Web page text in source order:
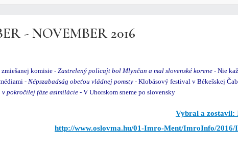
- NOVEMBER 2016
komisie -Zastrelený policajt bol Mlynčan a mal slovenské korene - Nie
- Népszabadság obeťou vládnej pomsty - Klobásový festival v Békešskej
v pokročilej fáze asimilácie - V Uhorskom sneme po slovensky
Vybral a zostavil:
http://www.oslovma.hu/01-Imro-Ment/ImroInfo/